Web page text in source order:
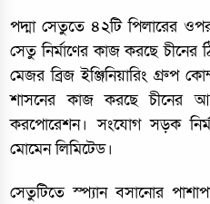
পদ্মা সেতুতে ৪২টি পিলারের
সেতু নির্মাণের কাজ করছে চীনের
মেজর ব্রিজ ইঞ্জিনিয়ারিং গ্রুপ
শাসনের কাজ করছে চীনের
করপোরেশন। সংযোগ সড়ক
মোমেন লিমিটেড।
সেতুটিতে স্প্যান বসানোর